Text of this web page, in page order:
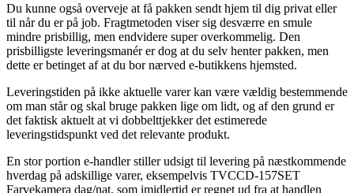
Du kunne også overveje at få pakken sendt hjem til dig privat eller
til når du er på job. Fragtmetoden viser sig desværre en smule
mindre prisbillig, men endvidere super overkommelig. Den
prisbilligste leveringsmanér er dog at du selv henter pakken, men
dette er betinget af at du bor nærved e-butikkens hjemsted.
Leveringstiden på ikke aktuelle varer kan være vældig bestemmende
om man står og skal bruge pakken lige om lidt, og af den grund er
det faktisk aktuelt at vi dobbelttjekker det estimerede
leveringstidspunkt ved det relevante produkt.
En stor portion e-handler stiller udsigt til levering på næstkommende
hverdag på adskillige varer, eksempelvis TVCCD-157SET
Farvekamera dag/nat, som imidlertid er regnet ud fra at handlen